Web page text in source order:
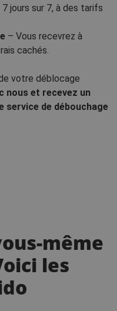
jours sur 7, à des tarifs
– Vous recevrez à
cachés.
votre déblocage
nous et recevez un
service de débouchage
même
les